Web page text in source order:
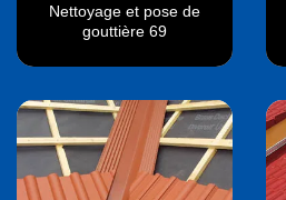
Nettoyage et pose de
gouttière 69